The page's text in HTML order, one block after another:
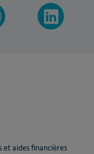
et aides financières